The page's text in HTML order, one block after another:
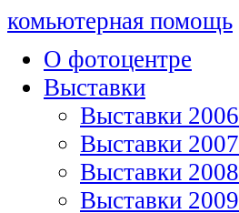
комьютерная помощь
О фотоцентре
Выставки
Выставки 2006
Выставки 2007
Выставки 2008
Выставки 2009